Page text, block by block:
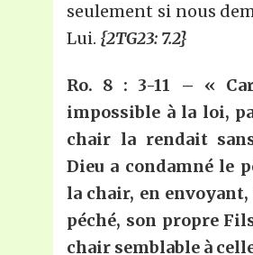
seulement si nous
Lui. {2TG23: 7.2}
Ro. 8 : 3-11 – «
impossible à la loi,
chair la rendait
Dieu a condamné le
la chair, en envoyant,
péché, son propre
chair semblable à